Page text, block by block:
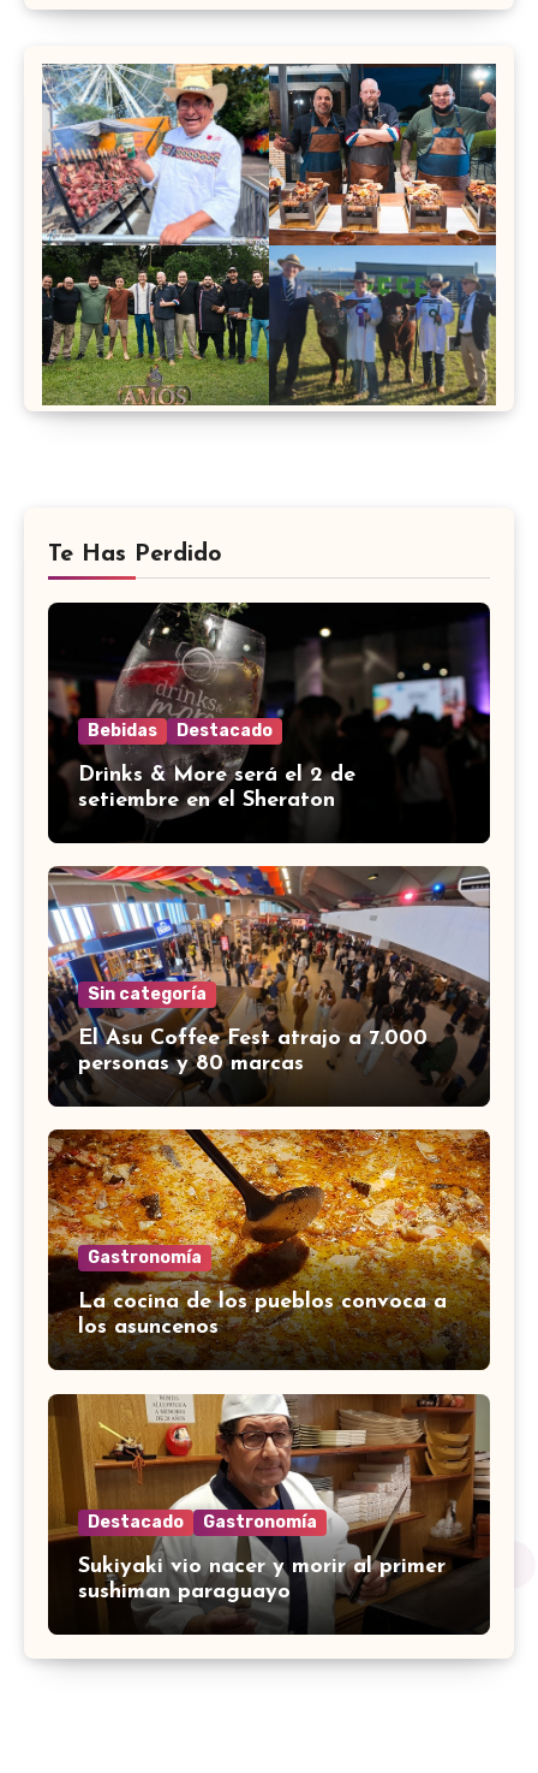
Te Has Perdido
Bebidas Destacado
Drinks & More será el 2 de
setiembre en el Sheraton
Sin categoría
El Asu Coffee Fest atrajo a 7.000
personas y 80 marcas
Gastronomía
La cocina de los pueblos convoca a
los asuncenos
Destacado Gastronomía
Sukiyaki vio nacer y morir al primer
sushiman paraguayo